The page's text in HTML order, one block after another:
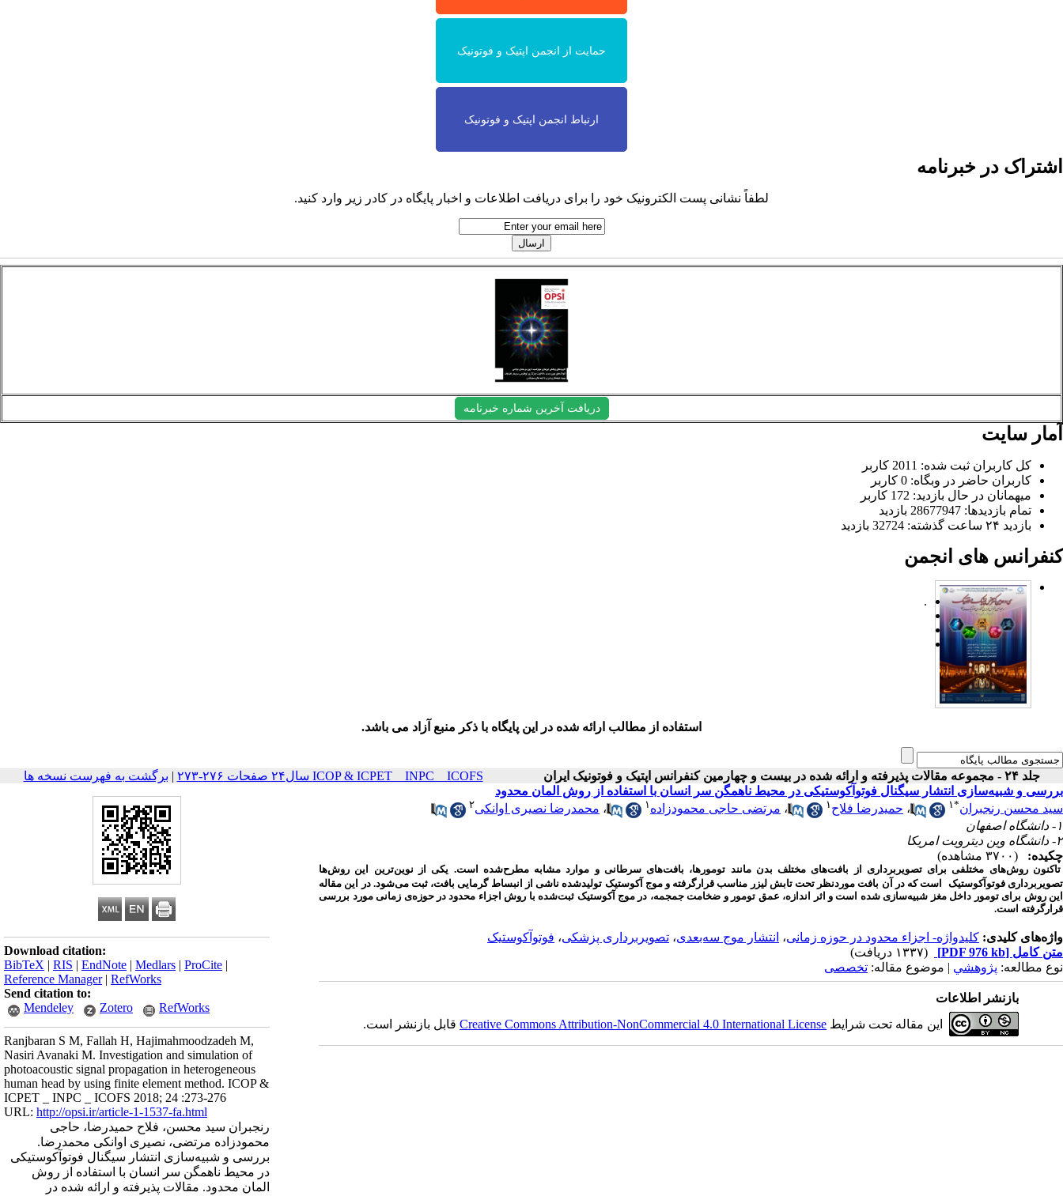
حمایت از انجمن اپتیک و فوتونیک
ارتباط انجمن اپتیک و فوتونیک
اشتراک در خبرنامه
لطفاً نشانی پست الکترونیک خود را برای دریافت اطلاعات و اخبار پایگاه در کادر زیر وارد کنید.
دریافت آخرین شماره خبرنامه
آمار سایت
کل کاربران ثبت شده: 2011 کاربر
کاربران حاضر در وبگاه: 0 کاربر
میهمانان در حال بازدید: 172 کاربر
تمام بازدید‌ها: 28677947 بازدید
بازدید ۲۴ ساعت گذشته: 32724 بازدید
کنفرانس های انجمن
.
استفاده از مطالب ارائه شده در این پایگاه با ذکر منبع آزاد می باشد.
جلد ۲۴ - مجموعه مقالات پذیرفته و ارائه شده در بیست و چهارمین کنفرانس اپتیک و فوتونیک ایران ICOP & ICPET _ INPC _ ICOFS سال۲۴ صفحات ۲۷۶-۲۷۳ | برگشت به فهرست نسخه ها
Download citation:
BibTeX | RIS | EndNote | Medlars | ProCite |
Reference Manager| RefWorks
Send citation to:
Mendeley
Zotero RefWorks
Ranjbaran S M, Fallah H, Hajimahmoodzadeh M,
Nasiri Avanaki M. Investigation and simulation of
photoacoustic signal propagation in heterogeneous
human head by using finite element method. ICOP &
ICPET _ INPC _ ICOFS 2018; 24 :273-276
URL: http://opsi.ir/article-1-1537-fa.html
رنجبران سید محسن، فلاح حمیدرضا، حاجی
محمودزاده مرتضی، نصیری اوانکی محمدرضا.
بررسی و شبیه‌سازی انتشار سیگنال فوتوآکوستیکی
در محیط ناهمگن سر انسان با استفاده از روش
المان محدود. مقالات پذیرفته و ارائه شده در
بررسی و شبیه‌سازی انتشار سیگنال فوتوآکوستیکی در محیط ناهمگن سر انسان با استفاده از روش المان محدود
سید محسن رنجبران*۱ ، حمیدرضا فلاح ۱ ، مرتضی حاجی محمودزاده ۱ ، محمدرضا نصیری اوانکی۲
۱- دانشگاه اصفهان
۲- دانشگاه وین دیترویت امریکا
چکیده:
(۳۷۰۰ مشاهده)
تاکنون روش‌های مختلفی برای تصویربرداری از بافت‌های مختلف بدن مانند تومورها، بافت‌های سرطانی و موارد مشابه مطرح‌شده است. یکی از نوین‌ترین این روش‌ها
تصویربرداری فوتوآکوستیک است که در آن بافت موردنظر تحت تابش لیزر مناسب قرارگرفته و موج آکوستیک تولیدشده ناشی از انبساط گرمایی بافت، ثبت می‌شود. در این مقاله
این روش برای تومور داخل مغز شبیه‌سازی ‌شده است و اثر اندازه، عمق تومور و ضخامت جمجمه، در موج آکوستیک ثبت‌شده با روش اجزاء محدود در حوزه‌ی زمانی مورد بررسی
قرارگرفته است.
واژه‌های کلیدی: کلیدواژه- اجزاء محدود در حوزه زمانی، انتشار موج سه‌بعدی، تصویربرداری پزشکی، فوتوآکوستیک
متن کامل [PDF 976 kb]
(۱۳۳۷ دریافت)
نوع مطالعه: پژوهشي | موضوع مقاله: تخصصی
بازنشر اطلاعات
این مقاله تحت شرایط Creative Commons Attribution-NonCommercial 4.0 International Licenseقابل بازنشر است.